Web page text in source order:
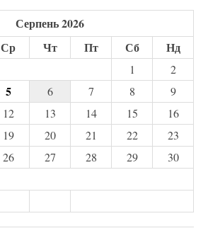
Серпень 2026
Ср Чт Пт Сб Нд
1
2
5 6 7 8
9
12 13 14 15
16
19 20 21 22
23
26 27 28 29
30